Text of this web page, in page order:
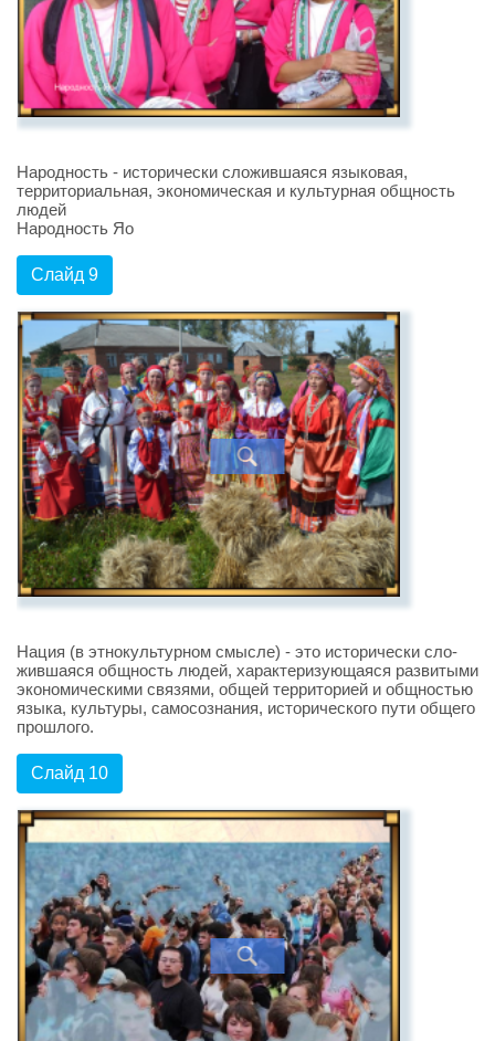
Народность - исторически сложившаяся языковая,
территориальная, экономическая и культурная общность
людей
Народность Яо
Слайд 9
Нация (в этнокультурном смысле) - это исторически сло­
жившаяся общность людей, характеризующая­ся развитыми
экономическими связями, общей территорией и общностью
языка, культуры, самосознания, исторического пути общего
про­шлого.
Слайд 10